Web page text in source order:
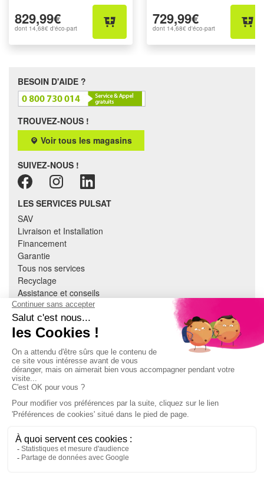
829,99€
dont 14,68€ d'éco-part
729,99€
dont 14,68€ d'éco-part
BESOIN D'AIDE ?
TROUVEZ-NOUS !
Voir tous les magasins
SUIVEZ-NOUS !
LES SERVICES PULSAT
SAV
Livraison et Installation
Financement
Garantie
Tous nos services
Recyclage
Assistance et conseils
Cuisine équipée
Literie
Nous contacter
À PROPOS
CGV
Mentions légales
Données personnelles
Devenir adhérent
EN SAVOIR PLUS
Indice de réparabilité
Accès extranet Pulsat